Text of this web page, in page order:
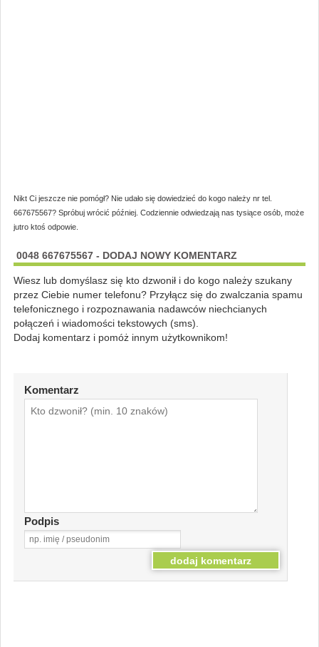
Nikt Ci jeszcze nie pomógł? Nie udało się dowiedzieć do kogo należy nr tel.
667675567? Spróbuj wrócić później. Codziennie odwiedzają nas tysiące osób, może
jutro ktoś odpowie.
0048 667675567 - DODAJ NOWY KOMENTARZ
Wiesz lub domyślasz się kto dzwonił i do kogo należy szukany
przez Ciebie numer telefonu? Przyłącz się do zwalczania spamu
telefonicznego i rozpoznawania nadawców niechcianych
połączeń i wiadomości tekstowych (sms).
Dodaj komentarz i pomóż innym użytkownikom!
Komentarz
Podpis